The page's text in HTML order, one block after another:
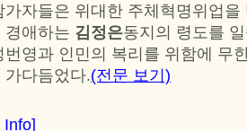
가자들은 위대한 주체혁명위업
경애하는 김정은동지의 령도를
번영과 인민의 복리를 위함에 무
가다듬었다.(전문 보기)
Info]